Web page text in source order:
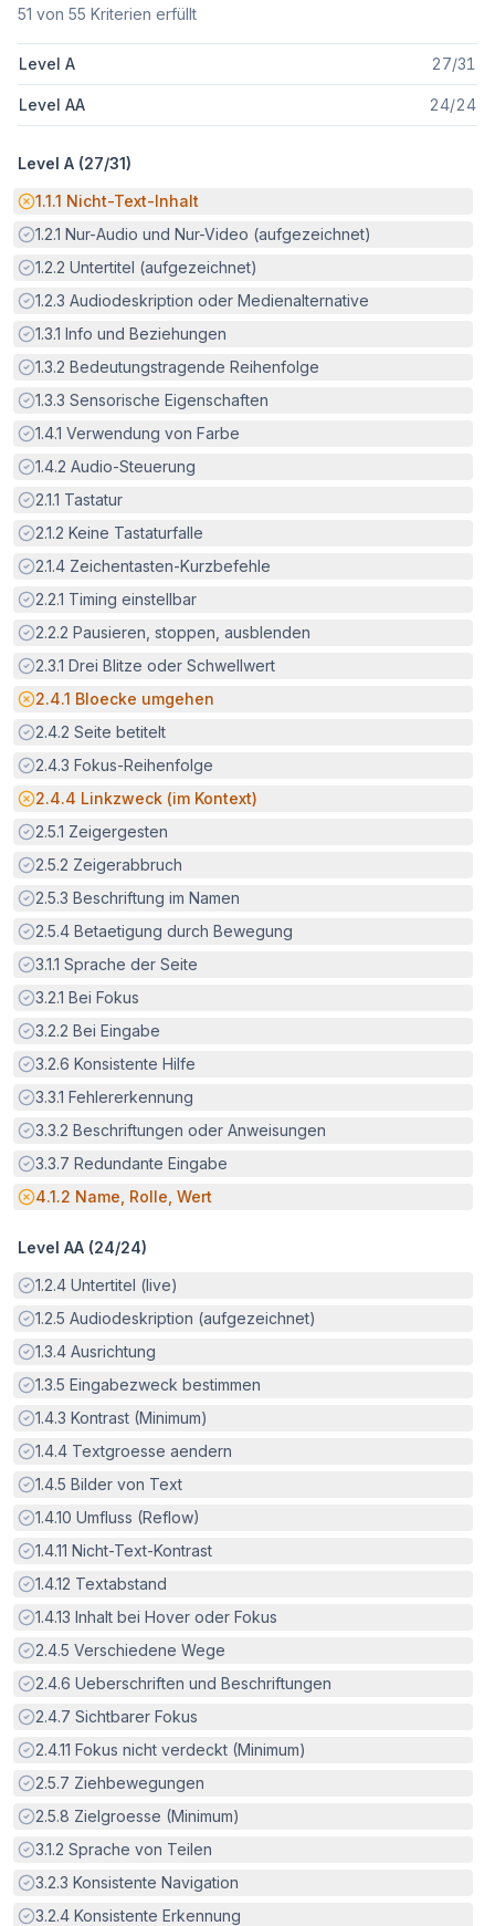
51 von 55 Kriterien erfüllt
Level A 27/31
Level AA 24/24
Level A (27/31)
Potenzielle Barriere:
1.1.1 Nicht-Text-Inhalt
Erfüllt:
1.2.1 Nur-Audio und Nur-Video (aufgezeichnet)
Erfüllt:
1.2.2 Untertitel (aufgezeichnet)
Erfüllt:
1.2.3 Audiodeskription oder Medienalternative
Erfüllt:
1.3.1 Info und Beziehungen
Erfüllt:
1.3.2 Bedeutungstragende Reihenfolge
Erfüllt:
1.3.3 Sensorische Eigenschaften
Erfüllt:
1.4.1 Verwendung von Farbe
Erfüllt:
1.4.2 Audio-Steuerung
Erfüllt:
2.1.1 Tastatur
Erfüllt:
2.1.2 Keine Tastaturfalle
Erfüllt:
2.1.4 Zeichentasten-Kurzbefehle
Erfüllt:
2.2.1 Timing einstellbar
Erfüllt:
2.2.2 Pausieren, stoppen, ausblenden
Erfüllt:
2.3.1 Drei Blitze oder Schwellwert
Potenzielle Barriere:
2.4.1 Bloecke umgehen
Erfüllt:
2.4.2 Seite betitelt
Erfüllt:
2.4.3 Fokus-Reihenfolge
Potenzielle Barriere:
2.4.4 Linkzweck (im Kontext)
Erfüllt:
2.5.1 Zeigergesten
Erfüllt:
2.5.2 Zeigerabbruch
Erfüllt:
2.5.3 Beschriftung im Namen
Erfüllt:
2.5.4 Betaetigung durch Bewegung
Erfüllt:
3.1.1 Sprache der Seite
Erfüllt:
3.2.1 Bei Fokus
Erfüllt:
3.2.2 Bei Eingabe
Erfüllt:
3.2.6 Konsistente Hilfe
Erfüllt:
3.3.1 Fehlererkennung
Erfüllt:
3.3.2 Beschriftungen oder Anweisungen
Erfüllt:
3.3.7 Redundante Eingabe
Potenzielle Barriere:
4.1.2 Name, Rolle, Wert
Level AA (24/24)
Erfüllt:
1.2.4 Untertitel (live)
Erfüllt:
1.2.5 Audiodeskription (aufgezeichnet)
Erfüllt:
1.3.4 Ausrichtung
Erfüllt:
1.3.5 Eingabezweck bestimmen
Erfüllt:
1.4.3 Kontrast (Minimum)
Erfüllt:
1.4.4 Textgroesse aendern
Erfüllt:
1.4.5 Bilder von Text
Erfüllt:
1.4.10 Umfluss (Reflow)
Erfüllt:
1.4.11 Nicht-Text-Kontrast
Erfüllt:
1.4.12 Textabstand
Erfüllt:
1.4.13 Inhalt bei Hover oder Fokus
Erfüllt:
2.4.5 Verschiedene Wege
Erfüllt:
2.4.6 Ueberschriften und Beschriftungen
Erfüllt:
2.4.7 Sichtbarer Fokus
Erfüllt:
2.4.11 Fokus nicht verdeckt (Minimum)
Erfüllt:
2.5.7 Ziehbewegungen
Erfüllt:
2.5.8 Zielgroesse (Minimum)
Erfüllt:
3.1.2 Sprache von Teilen
Erfüllt:
3.2.3 Konsistente Navigation
Erfüllt:
3.2.4 Konsistente Erkennung